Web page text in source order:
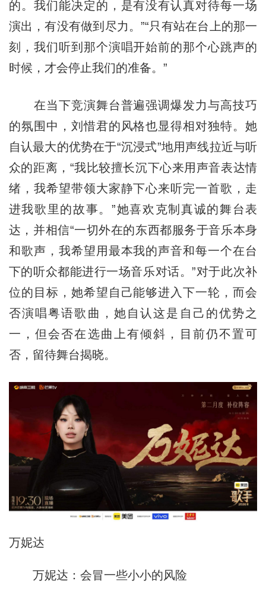
的。我们能决定的，是有没有认真对待每一场
演出，有没有做到尽力。”“只有站在台上的那一
刻，我们听到那个演唱开始前的那个心跳声的
时候，才会停止我们的准备。”
在当下竞演舞台普遍强调爆发力与高技巧
的氛围中，刘惜君的风格也显得相对独特。她
自认最大的优势在于“沉浸式”地用声线拉近与听
众的距离，“我比较擅长沉下心来用声音表达情
绪，我希望带领大家静下心来听完一首歌，走
进我歌里的故事。”她喜欢克制真诚的舞台表
达，并相信“一切外在的东西都服务于音乐本身
和歌声，我希望用最本我的声音和每一个在台
下的听众都能进行一场音乐对话。”对于此次补
位的目标，她希望自己能够进入下一轮，而会
否演唱粤语歌曲，她自认这是自己的优势之
一，但会否在选曲上有倾斜，目前仍不置可
否，留待舞台揭晓。
万妮达
万妮达：会冒一些小小的风险